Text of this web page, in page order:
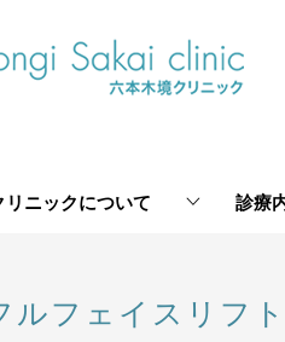
リニックについて 診療
ルフェイスリフ